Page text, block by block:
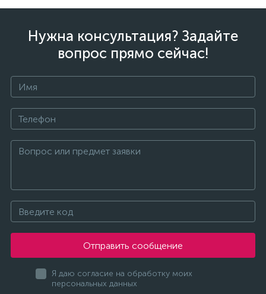
Нужна консультация? Задайте
вопрос прямо сейчас!
Отправить сообщение
Я даю согласие на обработку моих
персональных данных